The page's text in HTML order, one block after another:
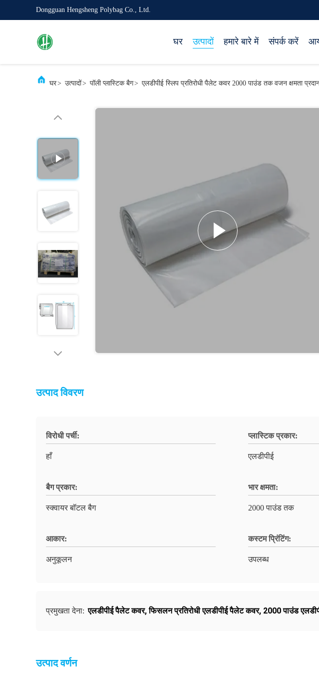
Dongguan Hengsheng Polybag Co., Ltd.
घर उत्पादों हमारे बारे में संपर्क करें
घर> उत्पादों> पॉली प्लास्टिक बैग> एलडीपीई स्लिप प्रतिरोधी पैलेट कवर 2000 पाउंड तक वजन क्षमता
उत्पाद विवरण
विरोधी पर्ची:
हाँ
प्लास्टिक प्रकार:
एलडीपीई
बैग प्रकार:
स्क्वायर बॉटल बैग
भार क्षमता:
2000 पाउंड तक
आकार:
अनुकूलन
कस्टम प्रिंटिंग:
उपलब्ध
प्रमुखता देना: एलडीपीई पैलेट कवर,फिसलन प्रतिरोधी एलडीपीई पैलेट कवर, 2000 पाउंड
उत्पाद वर्णन